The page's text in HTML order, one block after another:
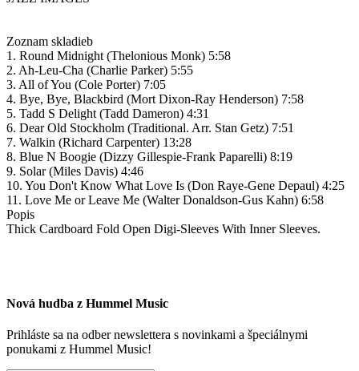
Zoznam skladieb
1. Round Midnight (Thelonious Monk) 5:58
2. Ah-Leu-Cha (Charlie Parker) 5:55
3. All of You (Cole Porter) 7:05
4. Bye, Bye, Blackbird (Mort Dixon-Ray Henderson) 7:58
5. Tadd S Delight (Tadd Dameron) 4:31
6. Dear Old Stockholm (Traditional. Arr. Stan Getz) 7:51
7. Walkin (Richard Carpenter) 13:28
8. Blue N Boogie (Dizzy Gillespie-Frank Paparelli) 8:19
9. Solar (Miles Davis) 4:46
10. You Don't Know What Love Is (Don Raye-Gene Depaul) 4:25
11. Love Me or Leave Me (Walter Donaldson-Gus Kahn) 6:58
Popis
Thick Cardboard Fold Open Digi-Sleeves With Inner Sleeves.
Nová hudba z Hummel Music
Prihláste sa na odber newslettera s novinkami a špeciálnymi
ponukami z Hummel Music!